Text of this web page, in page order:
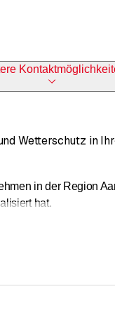
Wetterschutz in
in der Region
hat.
zu fairen Preisen